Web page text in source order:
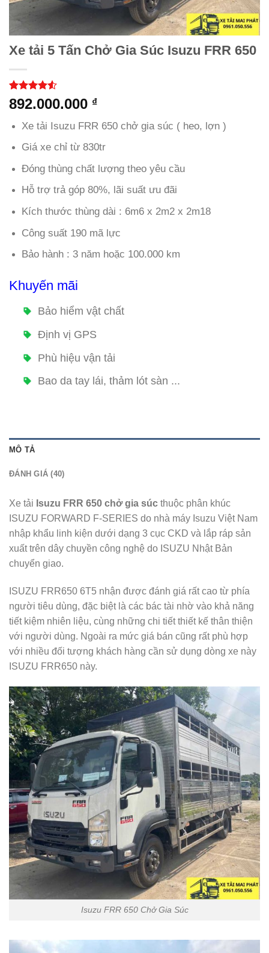
Xe tải 5 Tấn Chở Gia Súc Isuzu FRR 650
4.48trên
5 dựa trên
40
892.000.000 ₫
Xe tải Isuzu FRR 650 chở gia súc ( heo, lợn )
Giá xe chỉ từ 830tr
Đóng thùng chất lượng theo yêu cầu
Hỗ trợ trả góp 80%, lãi suất ưu đãi
Kích thước thùng dài : 6m6 x 2m2 x 2m18
Công suất 190 mã lực
Bảo hành : 3 năm hoặc 100.000 km
Khuyến mãi
Bảo hiểm vật chất
Định vị GPS
Phù hiệu vận tải
Bao da tay lái, thảm lót sàn ...
MÔ TẢ
ĐÁNH GIÁ (40)
Xe tải Isuzu FRR 650 chở gia súc thuộc phân khúc
ISUZU FORWARD F-SERIES do nhà máy Isuzu Việt Nam
nhập khẩu linh kiện dưới dạng 3 cục CKD và lắp ráp sản
xuất trên dây chuyền công nghệ do ISUZU Nhật Bản
chuyển giao.
ISUZU FRR650 6T5 nhận được đánh giá rất cao từ phía
người tiêu dùng, đặc biệt là các bác tài nhờ vào khả năng
tiết kiệm nhiên liệu, cùng những chi tiết thiết kế thân thiện
với người dùng. Ngoài ra mức giá bán cũng rất phù hợp
với nhiều đối tượng khách hàng cần sử dụng dòng xe này
ISUZU FRR650 này.
Isuzu FRR 650 Chở Gia Súc